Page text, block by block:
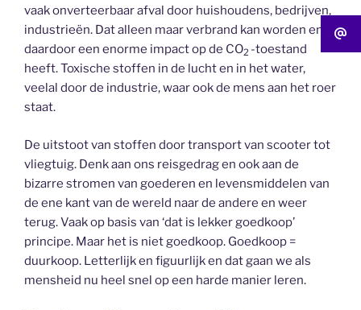
vaak onverteerbaar afval door huishoudens, bedrijven,
industrieën. Dat alleen maar verbrand kan worden en
daardoor een enorme impact op de CO2 -toestand
heeft. Toxische stoffen in de lucht en in het water,
veelal door de industrie, waar ook de mens aan het roer
staat.
De uitstoot van stoffen door transport van scooter tot
vliegtuig. Denk aan ons reisgedrag en ook aan de
bizarre stromen van goederen en levensmiddelen van
de ene kant van de wereld naar de andere en weer
terug. Vaak op basis van ‘dat is lekker goedkoop’
principe. Maar het is niet goedkoop. Goedkoop =
duurkoop. Letterlijk en figuurlijk en dat gaan we als
mensheid nu heel snel op een harde manier leren.